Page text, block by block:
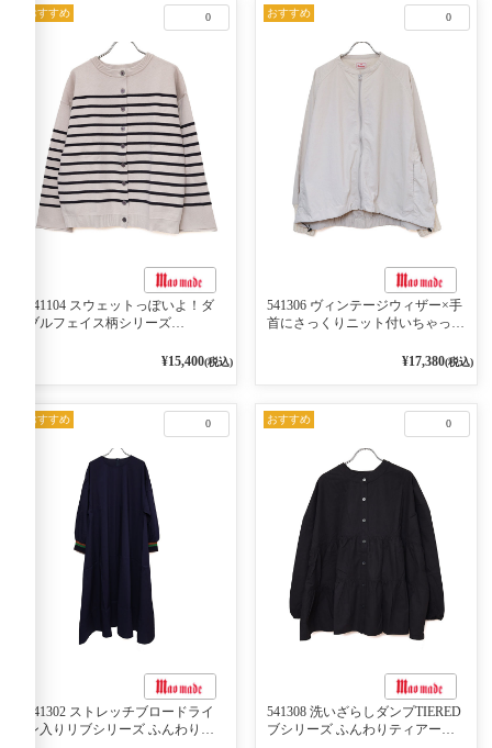
0
おすすめ
541104 スウェットっぽいよ！ダ
ブルフェイス柄シリーズ
2WAY プルオーバー 101オフベー
¥15,400(税込)
0
おすすめ
541306 ヴィンテージウィザー×手
首にさっくりニット付いちゃった
¥17,380(税込)
0
おすすめ
541302 ストレッチブロードライ
ン入りリブシリーズ ふんわりス
0
おすすめ
541308 洗いざらしダンプTIERED
ブシリーズ ふんわりティアード